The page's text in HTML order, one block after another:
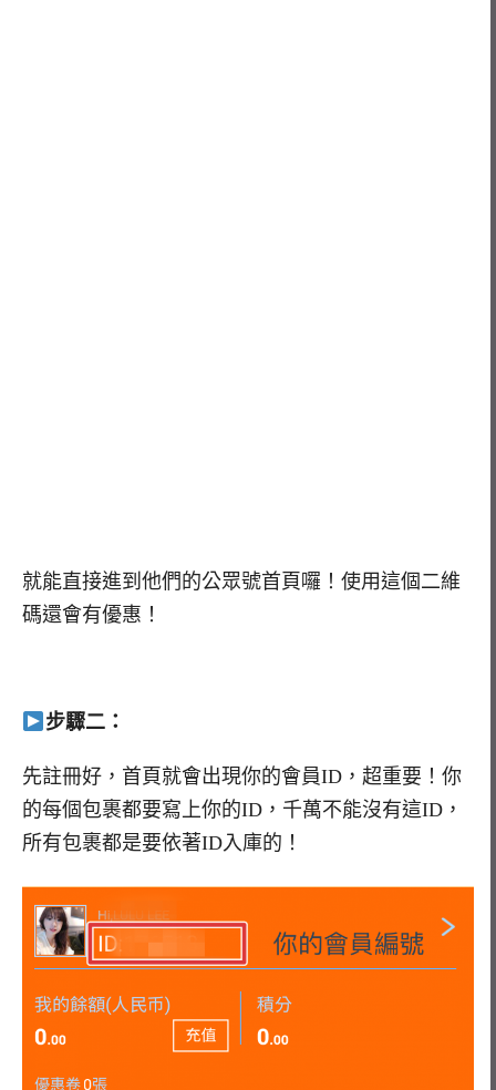
就能直接進到他們的公眾號首頁囉！使用這個二維
碼還會有優惠！
步驟二：
先註冊好，首頁就會出現你的會員ID，超重要！你
的每個包裹都要寫上你的ID，千萬不能沒有這ID，
所有包裹都是要依著ID入庫的！